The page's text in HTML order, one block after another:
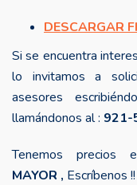
DESCARGAR
Si se encuentra
lo invitamos a
asesores
llamándonos al : 921-
Tenemos precios
MAYOR , Escríbenos